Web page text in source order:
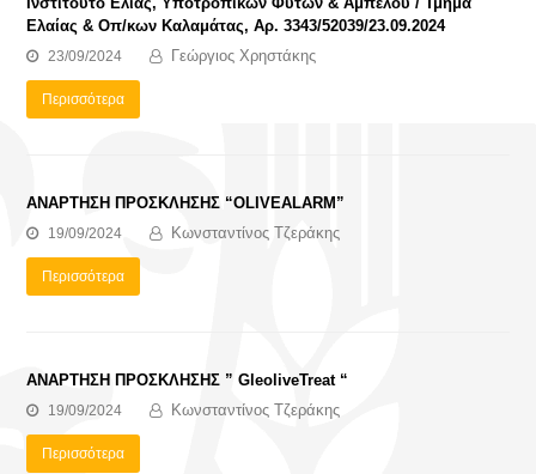
Ελαίας & Οπ/κων Καλαμάτας, Αρ. 3343/52039/23.09.2024
23/09/2024 Γεώργιος Χρηστάκης
Περισσότερα
ΑΝΑΡΤΗΣΗ ΠΡΟΣΚΛΗΣΗΣ “OLIVEALARM”
19/09/2024 Κωνσταντίνος Τζεράκης
Περισσότερα
ΑΝΑΡΤΗΣΗ ΠΡΟΣΚΛΗΣΗΣ ” GleoliveTreat “
19/09/2024 Κωνσταντίνος Τζεράκης
Περισσότερα